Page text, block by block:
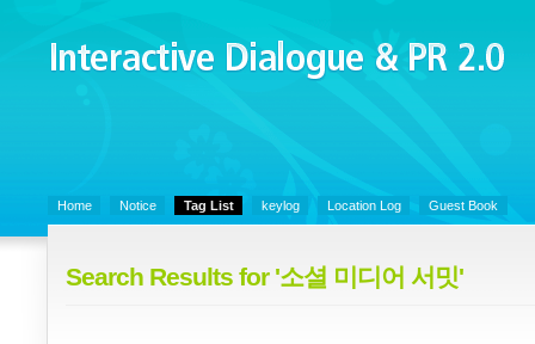
Interactive Dialogue &
PR 2.0
Home Notice Tag List keylog Location Log Guest Book
Search Results for '소셜 미디어 서밋'